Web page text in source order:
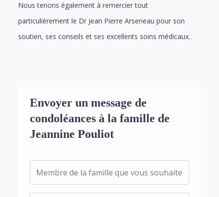
Nous tenons également à remercier tout
particulièrement le Dr Jean Pierre Arseneau pour son
soutien, ses conseils et ses excellents soins médicaux.
Envoyer un message de
condoléances à la famille de
Jeannine Pouliot